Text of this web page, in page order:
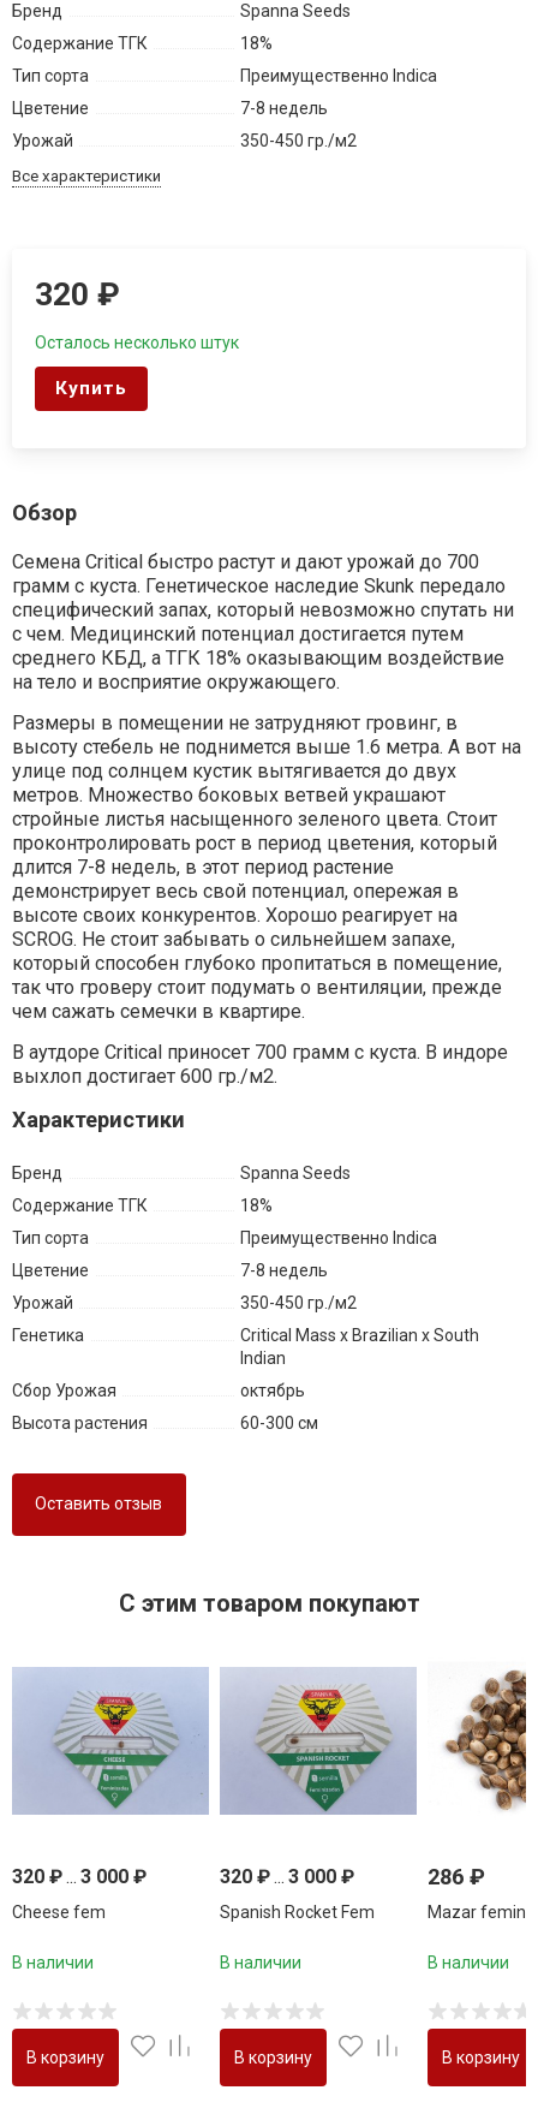
Бренд
Spanna Seeds
Содержание ТГК
18%
Тип сорта
Преимущественно Indica
Цветение
7-8 недель
Урожай
350-450 гр./м2
Все характеристики
320₽
Осталось несколько штук
Купить
Обзор
Семена Critical быстро растут и дают урожай до 700
грамм с куста. Генетическое наследие Skunk передало
специфический запах, который невозможно спутать ни
с чем. Медицинский потенциал достигается путем
среднего КБД, а ТГК 18% оказывающим воздействие
на тело и восприятие окружающего.
Размеры в помещении не затрудняют гровинг, в
высоту стебель не поднимется выше 1.6 метра. А вот на
улице под солнцем кустик вытягивается до двух
метров. Множество боковых ветвей украшают
стройные листья насыщенного зеленого цвета. Стоит
проконтролировать рост в период цветения, который
длится 7-8 недель, в этот период растение
демонстрирует весь свой потенциал, опережая в
высоте своих конкурентов. Хорошо реагирует на
SCROG. Не стоит забывать о сильнейшем запахе,
который способен глубоко пропитаться в помещение,
так что гроверу стоит подумать о вентиляции, прежде
чем сажать семечки в квартире.
В аутдоре Critical приносет 700 грамм с куста. В индоре
выхлоп достигает 600 гр./м2.
Характеристики
Бренд
Spanna Seeds
Содержание ТГК
18%
Тип сорта
Преимущественно Indica
Цветение
7-8 недель
Урожай
350-450 гр./м2
Генетика
Critical Mass x Brazilian x South
Indian
Сбор Урожая
октябрь
Высота растения
60-300 см
Оставить отзыв
C этим товаром покупают
320 ₽... 3 000 ₽
Cheese fem
В наличии
В корзину
320 ₽... 3 000 ₽
Spanish Rocket Fem
В наличии
В корзину
286 ₽
Mazar
В наличии
В корзину